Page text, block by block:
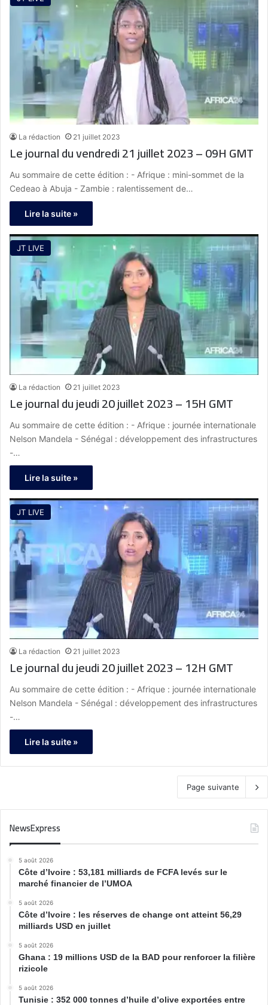
La rédaction 21 juillet 2023
Le journal du vendredi 21 juillet 2023 – 09H GMT
Au sommaire de cette édition : - Afrique : mini-sommet de la
Cedeao à Abuja - Zambie : ralentissement de…
Lire la suite »
JT LIVE
La rédaction 21 juillet 2023
Le journal du jeudi 20 juillet 2023 – 15H GMT
Au sommaire de cette édition : - Afrique : journée internationale
Nelson Mandela - Sénégal : développement des infrastructures
-…
Lire la suite »
JT LIVE
La rédaction 21 juillet 2023
Le journal du jeudi 20 juillet 2023 – 12H GMT
Au sommaire de cette édition : - Afrique : journée internationale
Nelson Mandela - Sénégal : développement des infrastructures
-…
Lire la suite »
Page suivante
NewsExpress
5 août 2026
Côte d’Ivoire : 53,181 milliards de FCFA levés sur le
marché financier de l’UMOA
5 août 2026
Côte d’Ivoire : les réserves de change ont atteint 56,29
milliards USD en juillet
5 août 2026
Ghana : 19 millions USD de la BAD pour renforcer la filière
rizicole
5 août 2026
Tunisie : 352 000 tonnes d’huile d’olive exportées entre